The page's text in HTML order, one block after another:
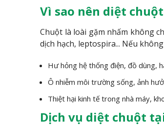
Vì sao nên diệt
Chuột là loài gặm nhấm không
dịch hạch, leptospira... Nếu
Hư hỏng hệ thống điện, đồ dùng,
Ô nhiễm môi trường sống, ảnh
Thiệt hại kinh tế trong nhà máy,
Dịch vụ diệt chuột